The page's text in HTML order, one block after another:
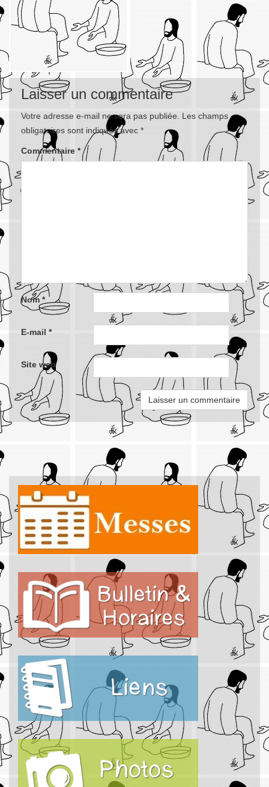
Laisser un commentaire
Votre adresse e-mail ne sera pas publiée. Les champs
obligatoires sont indiqués avec *
Commentaire *
Nom *
E-mail *
Site web